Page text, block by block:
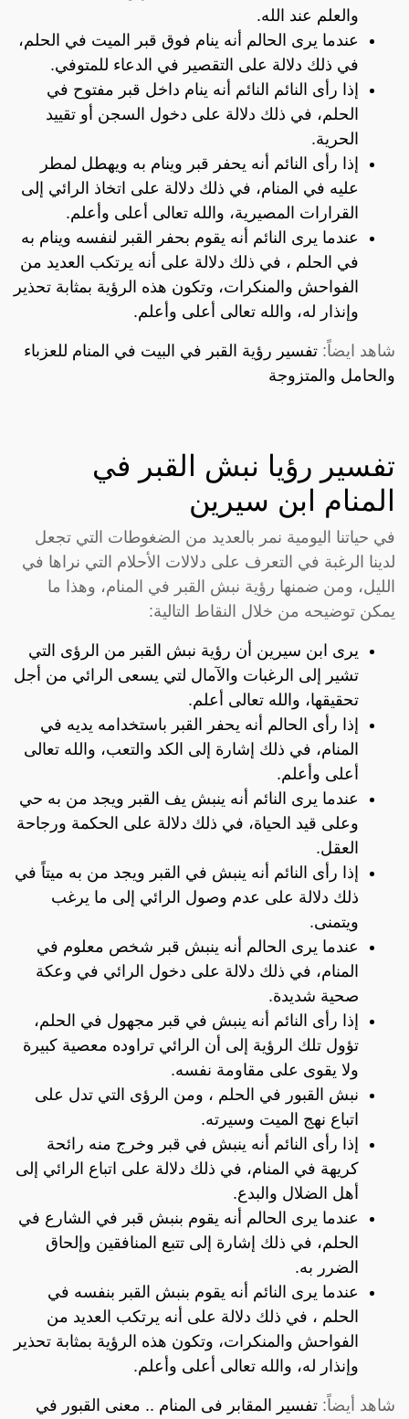
والعلم عند الله.
عندما يرى الحالم أنه ينام فوق قبر الميت في الحلم،
في ذلك دلالة على التقصير في الدعاء للمتوفي.
إذا رأى النائم النائم أنه ينام داخل قبر مفتوح في
الحلم، في ذلك دلالة على دخول السجن أو تقييد
الحرية.
إذا رأى النائم أنه يحفر قبر وينام به ويهطل لمطر
عليه في المنام، في ذلك دلالة على اتخاذ الرائي إلى
القرارات المصيرية، والله تعالى أعلى وأعلم.
عندما يرى النائم أنه يقوم بحفر القبر لنفسه وينام به
في الحلم ، في ذلك دلالة على أنه يرتكب العديد من
الفواحش والمنكرات، وتكون هذه الرؤية بمثابة تحذير
وإنذار له، والله تعالى أعلى وأعلم.
شاهد ايضاً: تفسير رؤية القبر في البيت في المنام للعزباء
والحامل والمتزوجة
تفسير رؤيا نبش القبر في
المنام ابن سيرين
في حياتنا اليومية نمر بالعديد من الضغوطات التي تجعل
لدينا الرغبة في التعرف على دلالات الأحلام التي نراها في
الليل، ومن ضمنها رؤية نبش القبر في المنام، وهذا ما
يمكن توضيحه من خلال النقاط التالية:
يرى ابن سيرين أن رؤية نبش القبر من الرؤى التي
تشير إلى الرغبات والآمال لتي يسعى الرائي من أجل
تحقيقها، والله تعالى أعلم.
إذا رأى الحالم أنه يحفر القبر باستخدامه يديه في
المنام، في ذلك إشارة إلى الكد والتعب، والله تعالى
أعلى وأعلم.
عندما يرى النائم أنه ينبش يف القبر ويجد من به حي
وعلى قيد الحياة، في ذلك دلالة على الحكمة ورجاحة
العقل.
إذا رأى النائم أنه ينبش في القبر ويجد من به ميتاً في
ذلك دلالة على عدم وصول الرائي إلى ما يرغب
ويتمنى.
عندما يرى الحالم أنه ينبش قبر شخص معلوم في
المنام، في ذلك دلالة على دخول الرائي في وعكة
صحية شديدة.
إذا رأى النائم أنه ينبش في قبر مجهول في الحلم،
تؤول تلك الرؤية إلى أن الرائي تراوده معصية كبيرة
ولا يقوى على مقاومة نفسه.
نبش القبور في الحلم ، ومن الرؤى التي تدل على
اتباع نهج الميت وسيرته.
إذا رأى النائم أنه ينبش في قبر وخرج منه رائحة
كريهة في المنام، في ذلك دلالة على اتباع الرائي إلى
أهل الضلال والبدع.
عندما يرى الحالم أنه يقوم بنبش قبر في الشارع في
الحلم، في ذلك إشارة إلى تتبع المنافقين وإلحاق
الضرر به.
عندما يرى النائم أنه يقوم بنبش القبر بنفسه في
الحلم ، في ذلك دلالة على أنه يرتكب العديد من
الفواحش والمنكرات، وتكون هذه الرؤية بمثابة تحذير
وإنذار له، والله تعالى أعلى وأعلم.
شاهد أيضاً: تفسير المقابر فى المنام .. معنى القبور في